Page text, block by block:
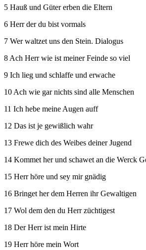
5 Hauß und Güter erben die Eltern
6 Herr der du bist vormals
7 Wer waltzet uns den Stein. Dialogus
8 Ach Herr wie ist meiner Feinde so viel
9 Ich lieg und schlaffe und erwache
10 Ach wie gar nichts sind alle Menschen
11 Ich hebe meine Augen auff
12 Das ist je gewißlich wahr
13 Frewe dich des Weibes deiner Jugend
14 Kommet her und schawet an die Werck
15 Herr höre und sey mir gnädig
16 Bringet her dem Herren ihr Gewaltigen
17 Wol dem den du Herr züchtigest
18 Der Herr ist mein Hirte
19 Herr höre mein Wort